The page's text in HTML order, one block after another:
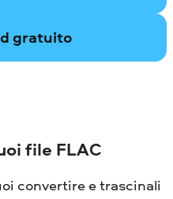
gratuito
file FLAC
convertire e trascinali